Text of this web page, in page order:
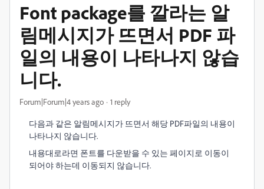
Font package를 깔라는 알
림메시지가 뜨면서 PDF 파
일의 내용이 나타나지 않습
니다.
Forum|Forum|4 years ago 1 reply
다음과 같은 알림메시지가 뜨면서 해당 PDF파일의 내용이
나타나지 않습니다.
내용대로라면 폰트를 다운받을 수 있는 페이지로 이동이
되어야 하는데 이동되지 않습니다.